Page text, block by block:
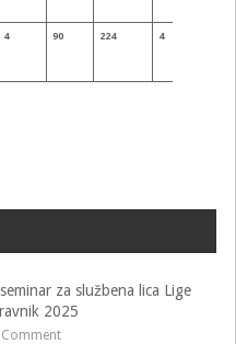
4 90 224 4
za službena lica Lige
2025
Comment